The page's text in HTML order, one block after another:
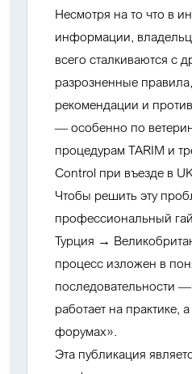
Несмотря на то что в
информации,
всего сталкиваются с
разрозненные
рекомендации и
— особенно по
процедурам TARIM и
Control при въезде в
Чтобы решить эту
профессиональный
Турция →
процесс изложен в
последовательности —
работает на практике,
форумах».
Эта публикация